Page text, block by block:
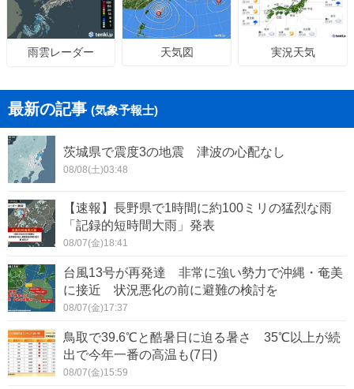
雨雲レーダー 天気図 実況天気
最新の記事 (気象予報士)
茨城県で震度3の地震 津波の心配なし
08/08(土)03:48
【速報】長野県で1時間に約100ミリの猛烈な雨
「記録的短時間大雨」発表
08/07(金)18:41
台風13号が再発達 非常に強い勢力で沖縄・奄美
に接近 状況悪化の前に避難の検討を
08/07(金)17:37
鳥取で39.6℃と酷暑日に迫る暑さ 35℃以上が続
出で今年一番の高温も(7日)
08/07(金)15:59